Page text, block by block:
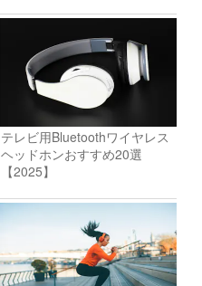
テレビ用Bluetoothワイヤレス
ヘッドホンおすすめ20選
【2025】